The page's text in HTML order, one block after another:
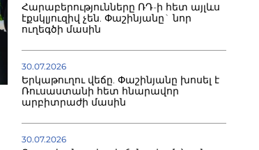
Հարաբերությունները ՌԴ-ի հետ այլևս
էքսկլյուզիվ չեն. Փաշինյանը` նոր
ուղեգծի մասին
30.07.2026
Երկաթուղու վեճը. Փաշինյանը խոսել է
Ռուսաստանի հետ հնարավոր
արբիտրաժի մասին
30.07.2026